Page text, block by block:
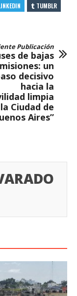
TUMBLR
Publicación
de bajas
un
decisivo
hacia la
limpia
Ciudad de
Aires”